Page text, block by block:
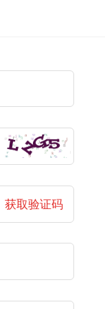
获取验证码